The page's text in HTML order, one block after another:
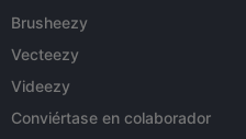
Brusheezy
Vecteezy
Videezy
Conviértase en colaborador